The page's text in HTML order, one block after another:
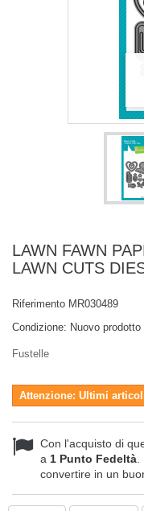
LAWN FAWN
LAWN CUTS
Riferimento MR030489
Condizione: Nuovo prodotto
Fustelle
Attenzione: Ultimi
Con l'acquisto di
a 1 Punto Fedeltà
convertire in un